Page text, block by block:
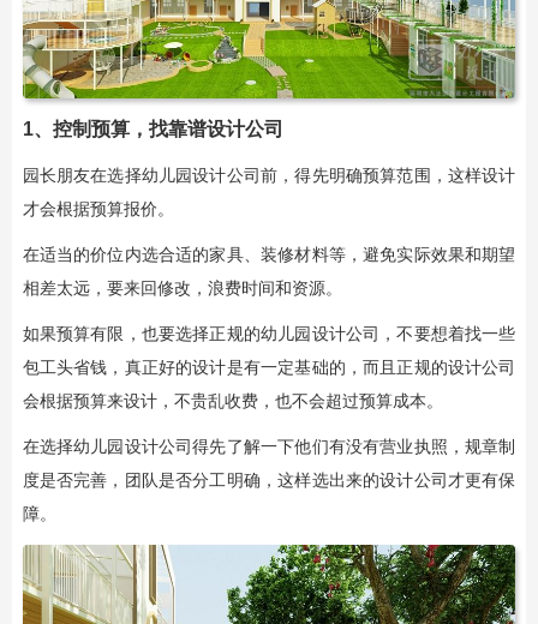
1、控制预算，找靠谱设计公司
园长朋友在选择幼儿园设计公司前，得先明确预算范围，这样设计
才会根据预算报价。
在适当的价位内选合适的家具、装修材料等，避免实际效果和期望
相差太远，要来回修改，浪费时间和资源。
如果预算有限，也要选择正规的幼儿园设计公司，不要想着找一些
包工头省钱，真正好的设计是有一定基础的，而且正规的设计公司
会根据预算来设计，不贵乱收费，也不会超过预算成本。
在选择幼儿园设计公司得先了解一下他们有没有营业执照，规章制
度是否完善，团队是否分工明确，这样选出来的设计公司才更有保
障。